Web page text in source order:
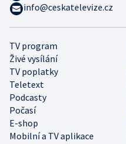
TV program
Živé vysílání
TV poplatky
Teletext
Podcasty
Počasí
E-shop
Mobilní a TV aplikace
info@ceskatelevize.cz